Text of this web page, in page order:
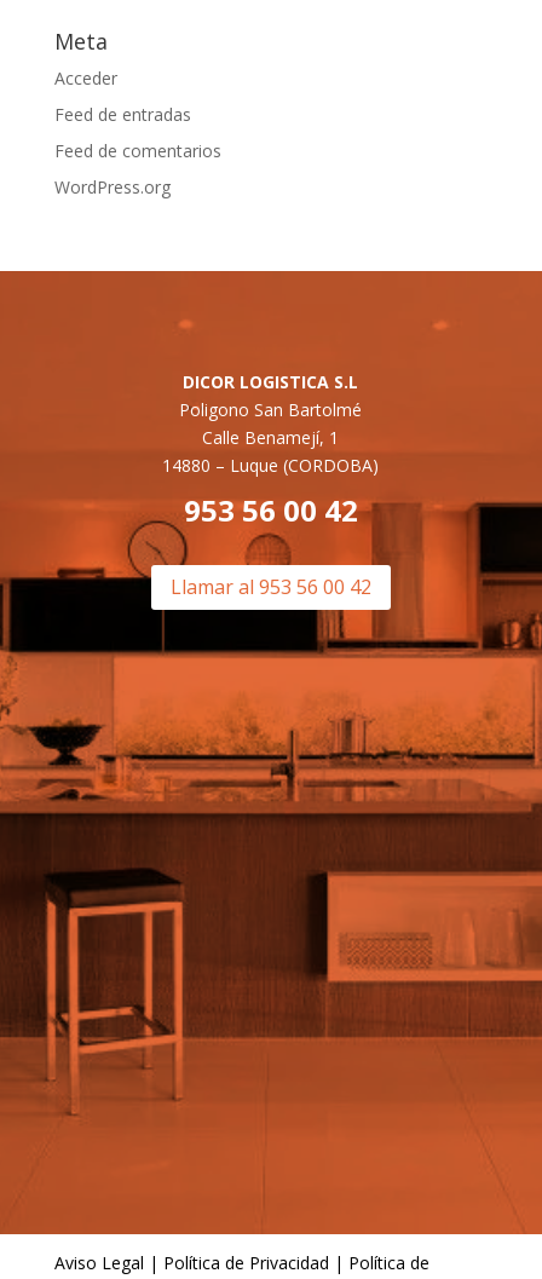
Meta
Acceder
Feed de entradas
Feed de comentarios
WordPress.org
DICOR LOGISTICA S.L
Poligono San Bartolmé
Calle Benamejí, 1
14880 – Luque (CORDOBA)
953 56 00 42
Llamar al 953 56 00 42
Aviso Legal | Política de Privacidad | Política de